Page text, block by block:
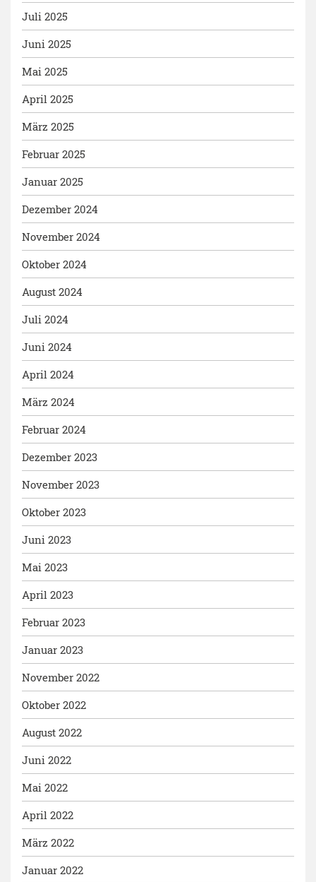
Juli 2025
Juni 2025
Mai 2025
April 2025
März 2025
Februar 2025
Januar 2025
Dezember 2024
November 2024
Oktober 2024
August 2024
Juli 2024
Juni 2024
April 2024
März 2024
Februar 2024
Dezember 2023
November 2023
Oktober 2023
Juni 2023
Mai 2023
April 2023
Februar 2023
Januar 2023
November 2022
Oktober 2022
August 2022
Juni 2022
Mai 2022
April 2022
März 2022
Januar 2022